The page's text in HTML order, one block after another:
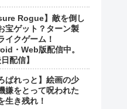
Rogue】敵を倒し
宝ゲット？ターン製
イクゲーム！
・Web版配信中。
配信】
ぱれっと】絵画の少
嫌をとって呪われた
生き残れ！